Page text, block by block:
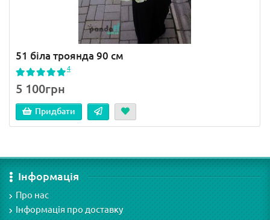
51 біла троянда 90 см
4
5 100грн
Придбати
Інформація
Про нас
Інформація про доставку